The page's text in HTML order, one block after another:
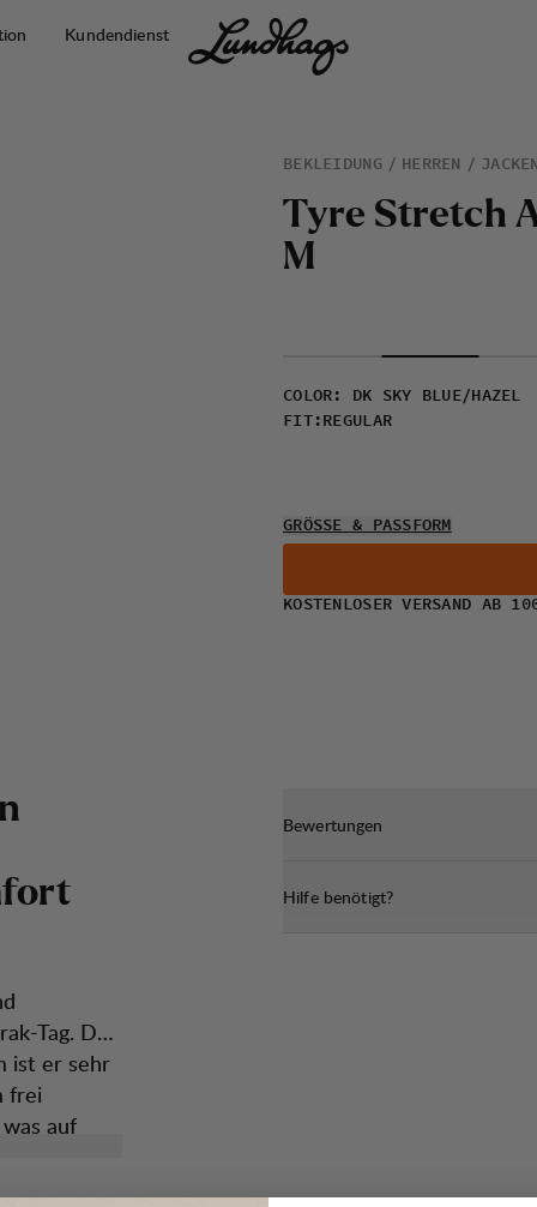
Kundendienst
BEKLEIDUNG HERREN
Tyre Stretch
M
COLOR :
DK SKY BLUE/HAZEL
FIT: REGULAR
GRÖSSE & PASSFORM
KOSTENLOSER VERSAND AB
n
fort
Tag. Der
ist er sehr
frei
auf
Wahl
Bewertungen
Hilfe benötigt?